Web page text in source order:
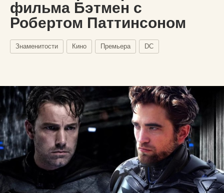
фильма Бэтмен с
Робертом Паттинсоном
Знаменитости Кино Премьера DC